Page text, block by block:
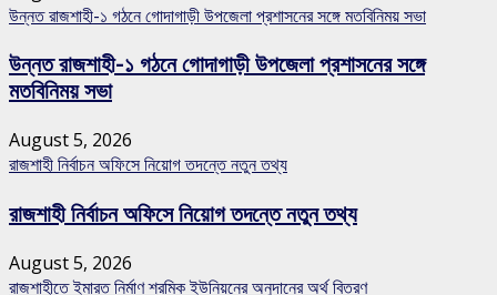
উন্নত রাজশাহী-১ গঠনে গোদাগাড়ী উপজেলা প্রশাসনের সঙ্গে মতবিনিময় সভা
উন্নত রাজশাহী-১ গঠনে গোদাগাড়ী উপজেলা প্রশাসনের সঙ্গে
মতবিনিময় সভা
August 5, 2026
রাজশাহী নির্বাচন অফিসে নিয়োগ তদন্তে নতুন তথ্য
রাজশাহী নির্বাচন অফিসে নিয়োগ তদন্তে নতুন তথ্য
August 5, 2026
রাজশাহীতে ইমারত নির্মাণ শ্রমিক ইউনিয়নের অনুদানের অর্থ বিতরণ